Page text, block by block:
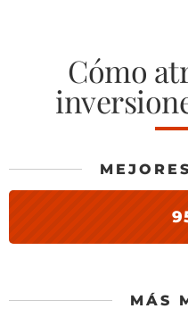
Cómo
MÁS